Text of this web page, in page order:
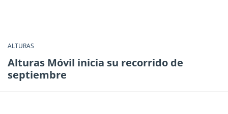
ALTURAS
Alturas Móvil inicia su recorrido de
septiembre